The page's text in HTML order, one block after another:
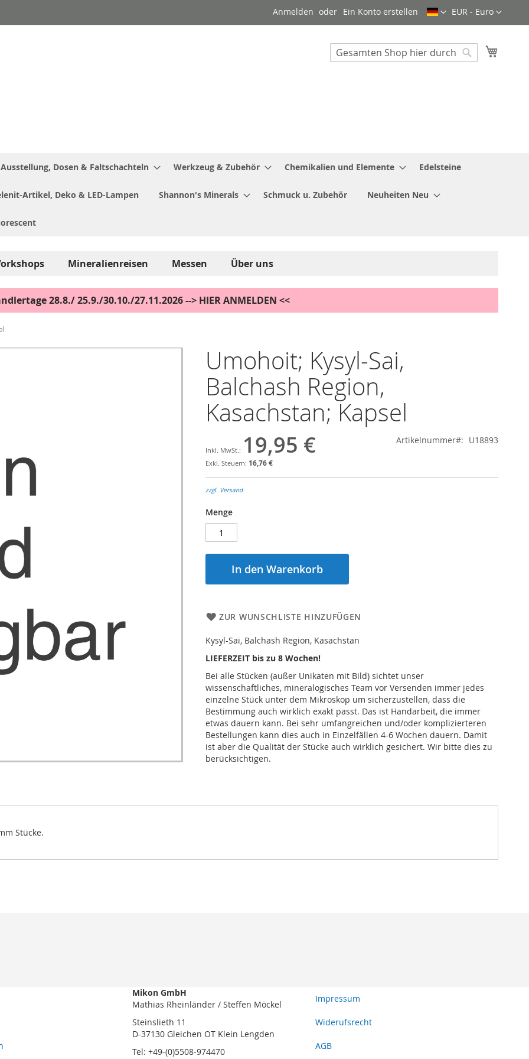
Währung
EUR - Euro
Sprache
Anmelden Ein Konto erstellen
Search
Ausstellung, Dosen & Faltschachteln Werkzeug & Zubehör Chemikalien und Elemente Edelsteine
Artikel, Deko & LED-Lampen Shannon's Minerals Schmuck u. Zubehör Neuheiten Neu
Mineralienreisen Messen Über uns
28.8./ 25.9./30.10./27.11.2026 --> HIER ANMELDEN <<
Umohoit; Kysyl-Sai,
Balchash Region,
Kasachstan; Kapsel
19,95 €
16,76 €
Artikelnummer U18893
zzgl. Versand
Menge
In den Warenkorb
ZUR WUNSCHLISTE HINZUFÜGEN
Kysyl-Sai, Balchash Region, Kasachstan
LIEFERZEIT bis zu 8 Wochen!
Bei alle Stücken (außer Unikaten mit Bild) sichtet unser
wissenschaftliches, mineralogisches Team vor Versenden immer jedes
einzelne Stück unter dem Mikroskop um sicherzustellen, dass die
Bestimmung auch wirklich exakt passt. Das ist Handarbeit, die immer
etwas dauern kann. Bei sehr umfangreichen und/oder komplizierteren
Bestellungen kann dies auch in Einzelfällen 4-6 Wochen dauern. Damit
ist aber die Qualität der Stücke auch wirklich gesichert. Wir bitte dies zu
berücksichtigen.
Stücke.
Mikon GmbH
Mathias Rheinländer / Steffen Möckel
Steinslieth 11
D-37130 Gleichen OT Klein Lengden
Tel: +49-(0)5508-974470
Impressum
Widerufsrecht
AGB